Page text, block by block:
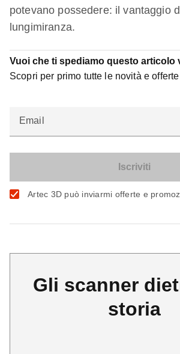
potevano possedere: il vantaggio
lungimiranza.
Vuoi che ti spediamo questo articolo
Scopri per primo tutte le novità e
Email
Artec 3D può inviarmi offerte e
Gli scanner
storia